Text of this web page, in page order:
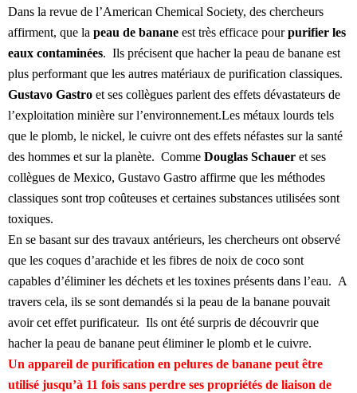
Dans la revue de l’American Chemical Society, des chercheurs
affirment, que la peau de banane est très efficace pourpurifier les
eaux contaminées. Ils précisent que hacher la peau de banane est
plus performant que les autres matériaux de purification classiques.
Gustavo Gastro et ses collègues parlent des effets dévastateurs de
l’exploitation minière sur l’environnement.Les métaux lourds tels
que le plomb, le nickel, le cuivre ont des effets néfastes sur la santé
des hommes et sur la planète. Comme Douglas Schauer et ses
collègues de Mexico, Gustavo Gastro affirme que les méthodes
classiques sont trop coûteuses et certaines substances utilisées sont
toxiques.
En se basant sur des travaux antérieurs, les chercheurs ont observé
que les coques d’arachide et les fibres de noix de coco sont
capables d’éliminer les déchets et les toxines présents dans l’eau. A
travers cela, ils se sont demandés si la peau de la banane pouvait
avoir cet effet purificateur. Ils ont été surpris de découvrir que
hacher la peau de banane peut éliminer le plomb et le cuivre.
Un appareil de purification en pelures de banane peut être
utilisé jusqu’à 11 fois sans perdre ses propriétés de liaison de